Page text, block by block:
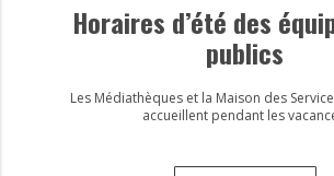
Horaires d’été des
publics
Les Médiathèques et la Maison des
accueillent pendant les